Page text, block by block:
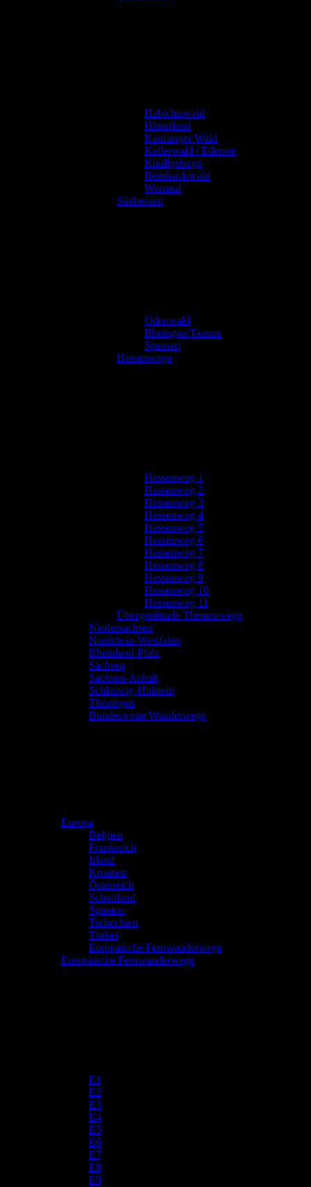
Habichtswald
Hinterland
Kaufunger Wald
Kellerwald / Edersee
Knüllgebirge
Reinhardswald
Werratal
Südhessen
Odenwald
Rheingau/Taunus
Spessart
Hessenwege
Hessenweg 1
Hessenweg 2
Hessenweg 3
Hessenweg 4
Hessenweg 5
Hessenweg 6
Hessenweg 7
Hessenweg 8
Hessenweg 9
Hessenweg 10
Hessenweg 11
Übergreifende Themenwege
Niedersachsen
Nordrhein-Westfalen
Rheinland-Pfalz
Sachsen
Sachsen-Anhalt
Schleswig-Holstein
Thüringen
Bundesweite Wanderwege
Europa
Belgien
Frankreich
Irland
Kroatien
Österreich
Schottland
Spanien
Tschechien
Türkei
Europäische Fernwanderwege
Europäische Fernwanderwege
E1
E2
E3
E4
E5
E6
E7
E8
E9